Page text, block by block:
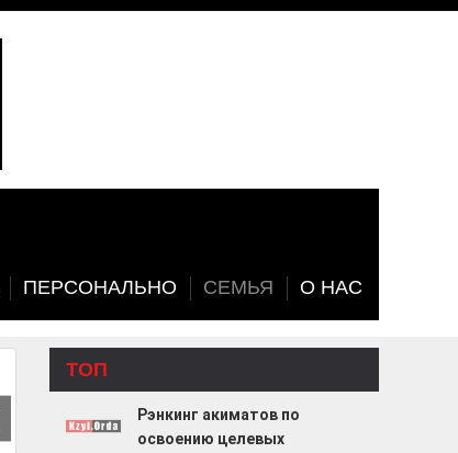
ПЕРСОНАЛЬНО СЕМЬЯ О НАС
ТОП
Рэнкинг акиматов по
освоению целевых